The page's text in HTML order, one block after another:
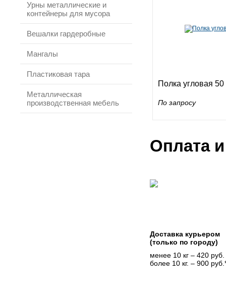
Урны металлические и
контейнеры для мусора
Вешалки гардеробные
Мангалы
Пластиковая тара
Металлическая
производственная мебель
Полка угловая 50
По запросу
Оплата
Доставка курьером
(только по городу)
менее 10 кг – 420 руб.
более 10 кг. – 900